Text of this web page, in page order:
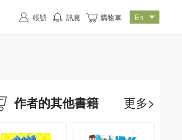
作者的其他書籍 更多>
帳號 訊息 購物車